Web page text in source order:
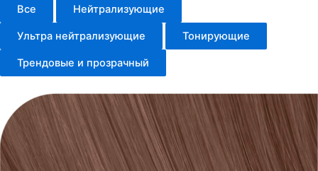
Все Нейтрализующие
Ультра нейтрализующие Тонирующие
Трендовые и прозрачный